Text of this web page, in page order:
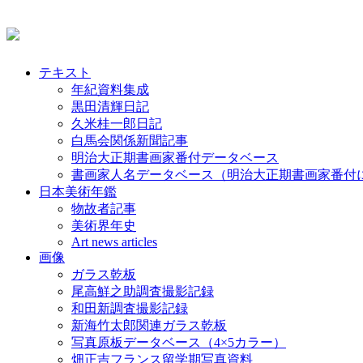
テキスト
年紀資料集成
黒田清輝日記
久米桂一郎日記
白馬会関係新聞記事
明治大正期書画家番付データベース
書画家人名データベース（明治大正期書画家番付
日本美術年鑑
物故者記事
美術界年史
Art news articles
画像
ガラス乾板
尾高鮮之助調査撮影記録
和田新調査撮影記録
新海竹太郎関連ガラス乾板
写真原板データベース（4×5カラー）
畑正吉フランス留学期写真資料